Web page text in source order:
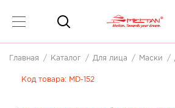
Главная Каталог Для лица Маски
Код товара: MD-152